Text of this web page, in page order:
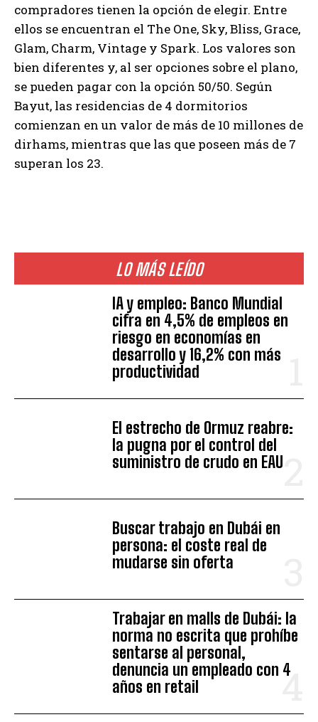
LO MÁS LEÍDO
IA y empleo: Banco Mundial
cifra en 4,5% de empleos en
riesgo en economías en
desarrollo y 16,2% con más
productividad
El estrecho de Ormuz reabre:
la pugna por el control del
suministro de crudo en EAU
Buscar trabajo en Dubái en
persona: el coste real de
mudarse sin oferta
Trabajar en malls de Dubái: la
norma no escrita que prohíbe
sentarse al personal,
denuncia un empleado con 4
años en retail
compradores tienen la opción de elegir. Entre
ellos se encuentran el The One, Sky, Bliss, Grace,
Glam, Charm, Vintage y Spark. Los valores son
bien diferentes y, al ser opciones sobre el plano,
se pueden pagar con la opción 50/50. Según
Bayut, las residencias de 4 dormitorios
comienzan en un valor de más de 10 millones de
dirhams, mientras que las que poseen más de 7
superan los 23.